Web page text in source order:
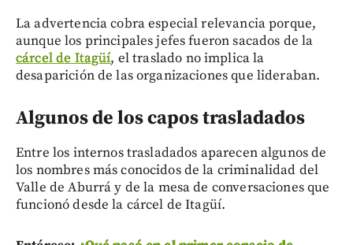
La advertencia cobra especial relevancia porque,
aunque los principales jefes fueron sacados de la
cárcel de Itagüí, el traslado no implica la
desaparición de las organizaciones que lideraban.
Algunos de los capos trasladados
Entre los internos trasladados aparecen algunos de
los nombres más conocidos de la criminalidad del
Valle de Aburrá y de la mesa de conversaciones que
funcionó desde la cárcel de Itagüí.